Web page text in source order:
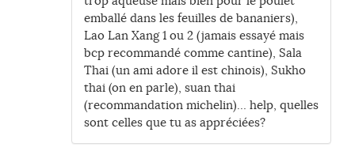
emballé dans les feuilles de bananiers),
Lao Lan Xang 1 ou 2 (jamais essayé mais
bcp recommandé comme cantine), Sala
Thai (un ami adore il est chinois), Sukho
thai (on en parle), suan thai
(recommandation michelin)… help, quelles
sont celles que tu as appréciées?